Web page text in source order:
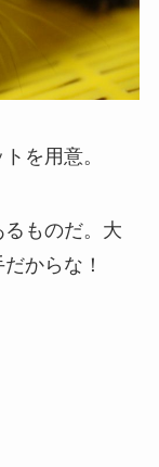
を用意。
ものだ。大
からな！